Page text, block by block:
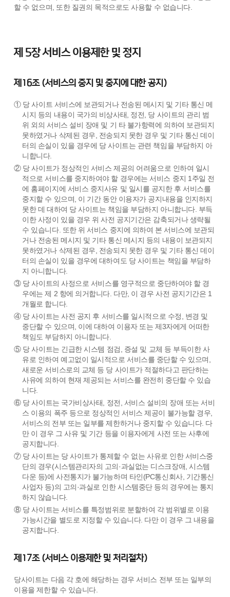
할 수 없으며, 또한 질권의 목적으로도 사용할 수 없습니다.
제 5장 서비스 이용제한 및 정지
제16조 (서비스의 중지 및 중지에 대한 공지)
① 당 사이트 서비스에 보관되거나 전송된 메시지 및 기타 통신 메
시지 등의 내용이 국가의 비상사태, 정전, 당 사이트의 관리 범
위 외의 서비스 설비 장애 및 기 타 불가항력에 의하여 보관되지
못하였거나 삭제된 경우, 전송되지 못한 경우 및 기타 통신 데이
터의 손실이 있을 경우에 당 사이트는 관련 책임을 부담하지 아
니합니다.
② 당 사이트가 정상적인 서비스 제공의 어려움으로 인하여 일시
적으로 서비스를 중지하여야 할 경우에는 서비스 중지 1주일 전
에 홈페이지에 서비스 중지사유 및 일시를 공지한 후 서비스를
중지할 수 있으며, 이 기간 동안 이용자가 공지내용을 인지하지
못한 데 대하여 당 사이트는 책임을 부담하지 아니합니다. 부득
이한 사정이 있을 경우 위 사전 공지기간은 감축되거나 생략될
수 있습니다. 또한 위 서비스 중지에 의하여 본 서비스에 보관되
거나 전송된 메시지 및 기타 통신 메시지 등의 내용이 보관되지
못하였거나 삭제된 경우, 전송되지 못한 경우 및 기타 통신 데이
터의 손실이 있을 경우에 대하여도 당 사이트는 책임을 부담하
지 아니합니다.
③ 당 사이트의 사정으로 서비스를 영구적으로 중단하여야 할 경
우에는 제 2 항에 의거합니다. 다만, 이 경우 사전 공지기간은 1
개월로 합니다.
④ 당 사이트는 사전 공지 후 서비스를 일시적으로 수정, 변경 및
중단할 수 있으며, 이에 대하여 이용자 또는 제3자에게 어떠한
책임도 부담하지 아니합니다.
⑤ 당 사이트는 긴급한 시스템 점검, 증설 및 교체 등 부득이한 사
유로 인하여 예고없이 일시적으로 서비스를 중단할 수 있으며,
새로운 서비스로의 교체 등 당 사이트가 적절하다고 판단하는
사유에 의하여 현재 제공되는 서비스를 완전히 중단할 수 있습
니다.
⑥ 당 사이트는 국가비상사태, 정전, 서비스 설비의 장애 또는 서비
스 이용의 폭주 등으로 정상적인 서비스 제공이 불가능할 경우,
서비스의 전부 또는 일부를 제한하거나 중지할 수 있습니다. 다
만 이 경우 그 사유 및 기간 등을 이용자에게 사전 또는 사후에
공지합니다.
⑦ 당 사이트는 당 사이트가 통제할 수 없는 사유로 인한 서비스중
단의 경우(시스템관리자의 고의·과실없는 디스크장애, 시스템
다운 등)에 사전통지가 불가능하며 타인(PC통신회사, 기간통신
사업자 등)의 고의·과실로 인한 시스템중단 등의 경우에는 통지
하지 않습니다.
⑧ 당 사이트는 서비스를 특정범위로 분할하여 각 범위별로 이용
가능시간을 별도로 지정할 수 있습니다. 다만 이 경우 그 내용을
공지합니다.
제17조 (서비스 이용제한 및 처리절차)
당사이트는 다음 각 호에 해당하는 경우 서비스 전부 또는 일부의
이용을 제한할 수 있습니다.